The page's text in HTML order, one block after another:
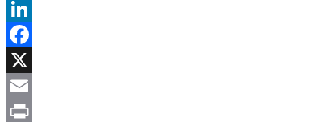
Share
LinkedIn
Facebook
X
Email